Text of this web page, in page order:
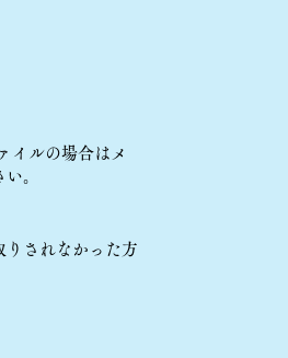
イルの場合はメ
。
りされなかった方